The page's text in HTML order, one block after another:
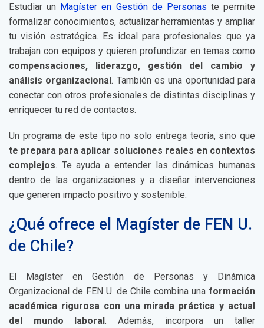
Estudiar un Magíster en Gestión de Personas te permite
formalizar conocimientos, actualizar herramientas y ampliar
tu visión estratégica. Es ideal para profesionales que ya
trabajan con equipos y quieren profundizar en temas como
compensaciones, liderazgo, gestión del cambio y
análisis organizacional. También es una oportunidad para
conectar con otros profesionales de distintas disciplinas y
enriquecer tu red de contactos.
Un programa de este tipo no solo entrega teoría, sino que
te prepara para aplicar soluciones reales en contextos
complejos. Te ayuda a entender las dinámicas humanas
dentro de las organizaciones y a diseñar intervenciones
que generen impacto positivo y sostenible.
¿Qué ofrece el Magíster de FEN U.
de Chile?
El Magíster en Gestión de Personas y Dinámica
Organizacional de FEN U. de Chile combina una formación
académica rigurosa con una mirada práctica y actual
del mundo laboral. Además, incorpora un taller